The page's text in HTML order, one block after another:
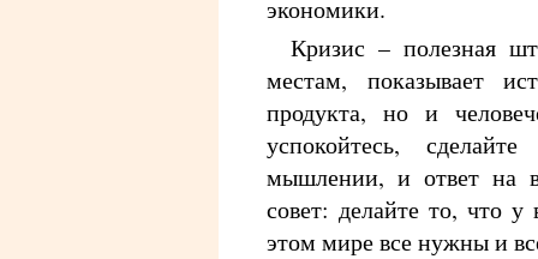
экономики.
Кризис – полезная
местам, показывает
продукта, но и
успокойтесь,
мышлении, и ответ на
совет: делайте то, что у
этом мире все нужны и